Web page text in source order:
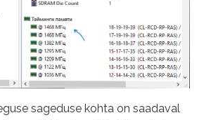
sageduse kohta on saadaval